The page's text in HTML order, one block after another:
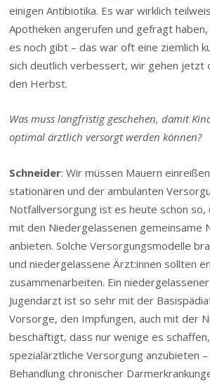
einigenAntibiotika. Es war wirklich
Apotheken angerufen und gefragt
es noch gibt – das war oft eine ziemlich
sich deutlich verbessert, wir gehen jetzt
den Herbst.
Was muss langfristig geschehen, damit
optimal ärztlich versorgt werden können?
Schneider: Wir müssen Mauern
stationären und der ambulanten
Notfallversorgung ist es heute schon so,
mit den Niedergelassenen gemeinsame
anbieten. Solche Versorgungsmodelle
und niedergelassene Ärzt:innen sollten
zusammenarbeiten. Ein
Jugendarzt ist so sehr mit der
Vorsorge, den Impfungen, auch mit der
beschäftigt, dass nur wenige es
spezialärztliche Versorgung anzubieten
Behandlung chronischer